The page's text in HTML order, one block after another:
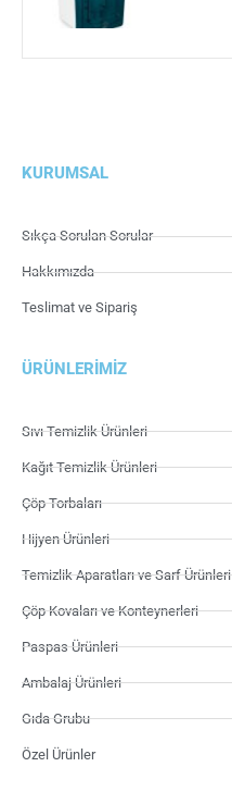
KURUMSAL
Sıkça Sorulan Sorular
Hakkımızda
Teslimat ve Sipariş
ÜRÜNLERIMIZ
Sıvı Temizlik Ürünleri
Kağıt Temizlik Ürünleri
Çöp Torbaları
Hijyen Ürünleri
Temizlik Aparatları ve Sarf Ürünleri
Çöp Kovaları ve Konteynerleri
Paspas Ürünleri
Ambalaj Ürünleri
Gıda Grubu
Özel Ürünler